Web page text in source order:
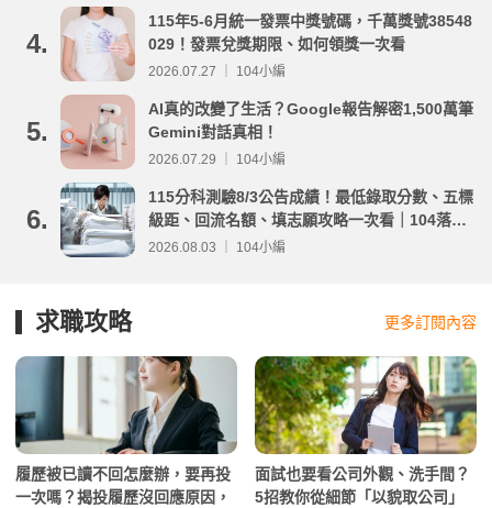
4.
115年5-6月統一發票中獎號碼，千萬獎號38548
029！發票兌獎期限、如何領獎一次看
2026.07.27 ｜ 104小編
5.
AI真的改變了生活？Google報告解密1,500萬筆
Gemini對話真相！
2026.07.29 ｜ 104小編
6.
115分科測驗8/3公告成績！最低錄取分數、五標
級距、回流名額、填志願攻略一次看｜104落點
分析
2026.08.03 ｜ 104小編
求職攻略 更多訂閱內容
履歷被已讀不回怎麼辦，要再投
一次嗎？揭投履歷沒回應原因，
面試也要看公司外觀、洗手間？
5招教你從細節「以貌取公司」